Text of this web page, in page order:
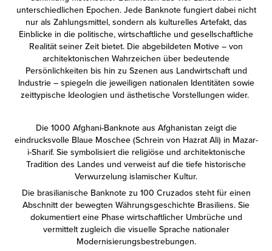
unterschiedlichen Epochen. Jede Banknote fungiert dabei nicht
nur als Zahlungsmittel, sondern als kulturelles Artefakt, das
Einblicke in die politische, wirtschaftliche und gesellschaftliche
Realität seiner Zeit bietet. Die abgebildeten Motive – von
architektonischen Wahrzeichen über bedeutende
Persönlichkeiten bis hin zu Szenen aus Landwirtschaft und
Industrie – spiegeln die jeweiligen nationalen Identitäten sowie
zeittypische Ideologien und ästhetische Vorstellungen wider.
Die 1000 Afghani-Banknote aus Afghanistan zeigt die
eindrucksvolle Blaue Moschee (Schrein von Hazrat Ali) in Mazar-
i-Sharif. Sie symbolisiert die religiöse und architektonische
Tradition des Landes und verweist auf die tiefe historische
Verwurzelung islamischer Kultur.
Die brasilianische Banknote zu 100 Cruzados steht für einen
Abschnitt der bewegten Währungsgeschichte Brasiliens. Sie
dokumentiert eine Phase wirtschaftlicher Umbrüche und
vermittelt zugleich die visuelle Sprache nationaler
Modernisierungsbestrebungen.